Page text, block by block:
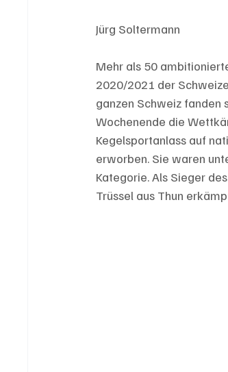
Jürg Soltermann
Mehr als 50
2020/2021 der
ganzen Schweiz fanden
Wochenende die
Kegelsportanlass auf
erworben. Sie waren
Kategorie. Als Sieger
Trüssel aus Thun